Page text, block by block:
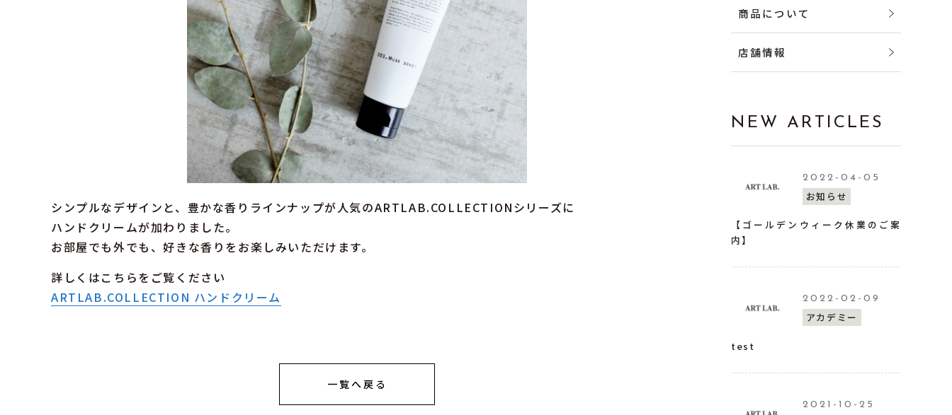
シンプルなデザインと、豊かな香りラインナップが人気のARTLAB.COLLECTIONシリーズに
ハンドクリームが加わりました。
お部屋でも外でも、好きな香りをお楽しみいただけます。
詳しくはこちらをご覧ください
ARTLAB.COLLECTION ハンドクリーム
一覧へ戻る
商品について
店舗情報
NEW ARTICLES
2022-04-05
お知らせ
【ゴールデンウィーク休業のご案
内】
2022-02-09
アカデミー
test
2021-10-25